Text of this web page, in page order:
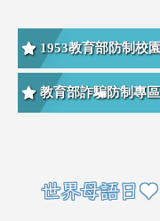
1953教育部防制校
教育部詐騙防制專區
右邊區域內容
世界母語日